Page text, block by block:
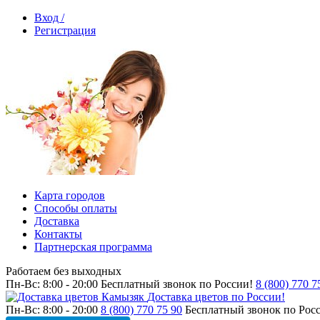
Вход /
Регистрация
Карта городов
Способы оплаты
Доставка
Контакты
Партнерская программа
Работаем без выходных
Пн-Вс: 8:00 - 20:00 Бесплатный звонок по России! 8 (800) 770
Доставка цветов по России!
Пн-Вс: 8:00 - 20:00 8 (800) 770 75 90 Бесплатный звонок по